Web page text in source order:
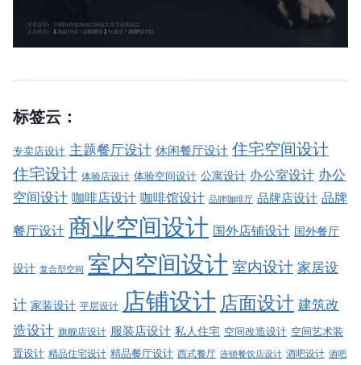
标签云：
专卖店设计 主题餐厅设计 休闲餐厅设计 住宅空间设计
住宅设计 体验店设计 体验空间设计 公寓设计 办公室设计 办公
空间设计 咖啡店设计 咖啡馆设计 品牌咖啡厅 品牌店设计 品牌
餐厅设计 商业空间设计 国外店铺设计 国外餐厅
设计 复合型空间 室内空间设计 室内设计 家居设
计 家装设计 平层设计 店铺设计 店面设计 建筑改
造设计 旗舰店设计 服装店设计 私人住宅 空间改造设计 空间艺术装
置设计 精品住宅设计 精品餐厅设计 西式餐厅 连锁餐饮店设计 酒吧设计 酒吧